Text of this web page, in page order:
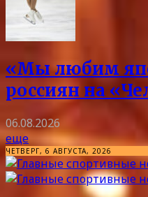
«Мы любим
россиян на
06.08.2026
еще
ЧЕТВЕРГ, 6 АВГУСТА, 2026